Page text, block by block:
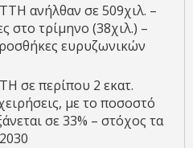
ανήλθαν σε 509χιλ. –
στο τρίμηνο (38χιλ.) –
ευρυζωνικών
σε περίπου 2 εκατ.
με το ποσοστό
σε 33% – στόχος τα